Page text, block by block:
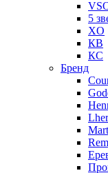
5
XO
КВ
КС
Бренд